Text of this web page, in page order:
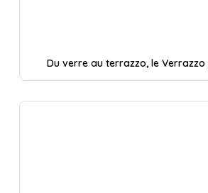
Du verre au terrazzo, le